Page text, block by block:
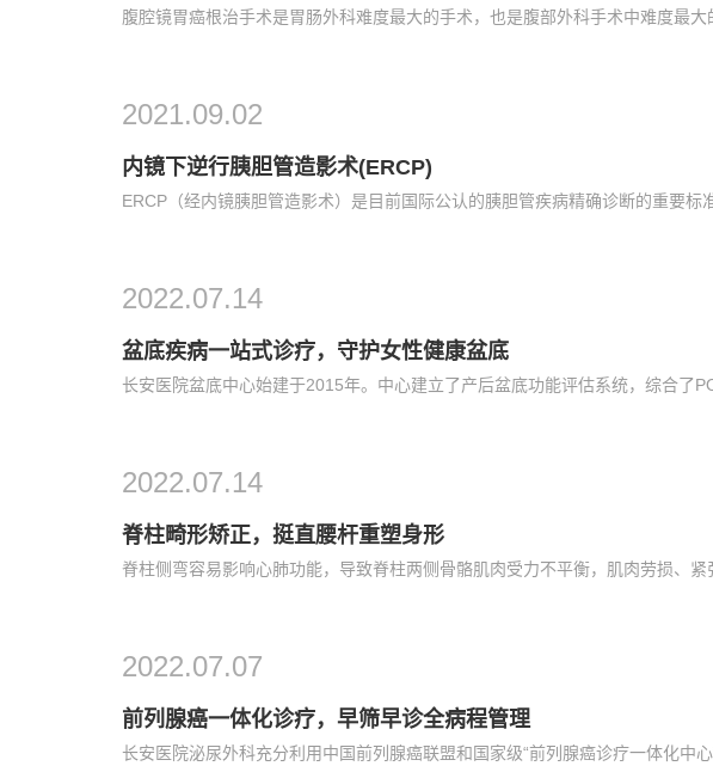
2021.09.02
内镜下逆行胰胆管造影术(ERCP)
2022.07.14
盆底疾病一站式诊疗，守护女性健康盆底
2022.07.14
脊柱畸形矫正，挺直腰杆重塑身形
2022.07.07
前列腺癌一体化诊疗，早筛早诊全病程管理